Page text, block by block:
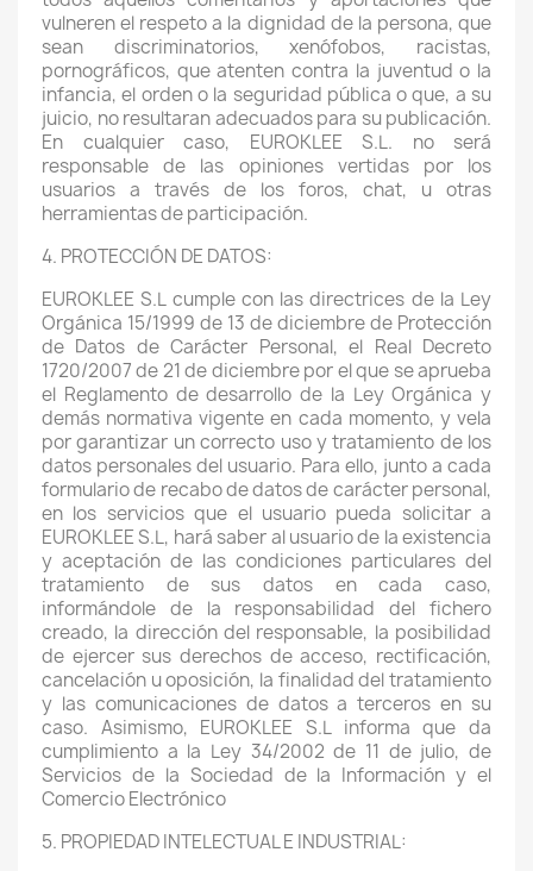
vulneren el respeto a la dignidad de la persona, que
sean discriminatorios, xenófobos, racistas,
pornográficos, que atenten contra la juventud o la
infancia, el orden o la seguridad pública o que, a su
juicio, no resultaran adecuados para su publicación.
En cualquier caso, EUROKLEE S.L. no será
responsable de las opiniones vertidas por los
usuarios a través de los foros, chat, u otras
herramientas de participación.
4. PROTECCIÓN DE DATOS:
EUROKLEE S.L cumple con las directrices de la Ley
Orgánica 15/1999 de 13 de diciembre de Protección
de Datos de Carácter Personal, el Real Decreto
1720/2007 de 21 de diciembre por el que se aprueba
el Reglamento de desarrollo de la Ley Orgánica y
demás normativa vigente en cada momento, y vela
por garantizar un correcto uso y tratamiento de los
datos personales del usuario. Para ello, junto a cada
formulario de recabo de datos de carácter personal,
en los servicios que el usuario pueda solicitar a
EUROKLEE S.L, hará saber al usuario de la existencia
y aceptación de las condiciones particulares del
tratamiento de sus datos en cada caso,
informándole de la responsabilidad del fichero
creado, la dirección del responsable, la posibilidad
de ejercer sus derechos de acceso, rectificación,
cancelación u oposición, la finalidad del tratamiento
y las comunicaciones de datos a terceros en su
caso. Asimismo, EUROKLEE S.L informa que da
cumplimiento a la Ley 34/2002 de 11 de julio, de
Servicios de la Sociedad de la Información y el
Comercio Electrónico
5. PROPIEDAD INTELECTUAL E INDUSTRIAL: